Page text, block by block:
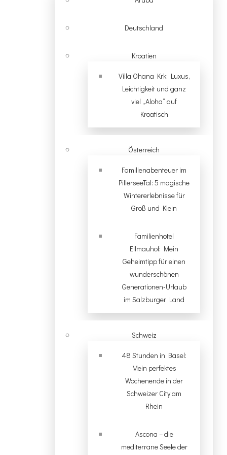
Deutschland
Kroatien
Villa Ohana Krk: Luxus,
Leichtigkeit und ganz
viel „Aloha“ auf
Kroatisch
Österreich
Familienabenteuer im
PillerseeTal: 5 magische
Wintererlebnisse für
Groß und Klein
Familienhotel
Ellmauhof: Mein
Geheimtipp für einen
wunderschönen
Generationen-Urlaub
im Salzburger Land
Schweiz
48 Stunden in Basel:
Mein perfektes
Wochenende in der
Schweizer City am
Rhein
Ascona – die
mediterrane Seele der